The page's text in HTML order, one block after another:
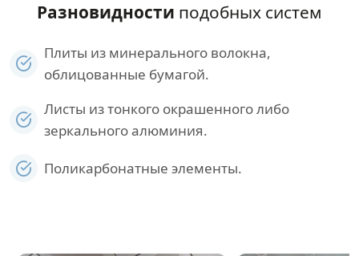
Разновидности подобных систем
Плиты из минерального волокна,
облицованные бумагой.
Листы из тонкого окрашенного либо
зеркального алюминия.
Поликарбонатные элементы.